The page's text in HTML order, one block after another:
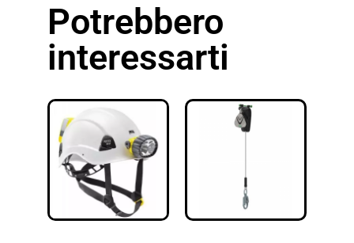
Potrebbero
interessarti